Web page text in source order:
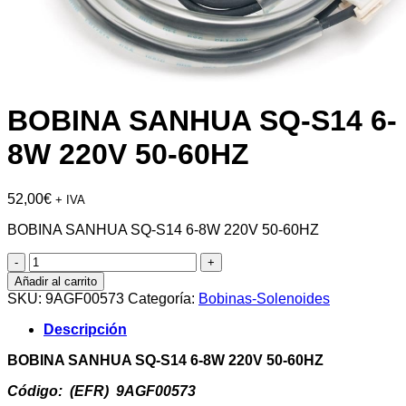
BOBINA SANHUA SQ-S14 6-
8W 220V 50-60HZ
52,00€ + IVA
BOBINA SANHUA SQ-S14 6-8W 220V 50-60HZ
BOBINA
SANHUA
SQ-
S14
6-
8W
220V
60HZ
Añadir al carrito
SKU: 9AGF00573 Categoría: Bobinas-Solenoides
Descripción
BOBINA SANHUA SQ-S14 6-8W 220V 50-60HZ
Código: (EFR) 9AGF00573